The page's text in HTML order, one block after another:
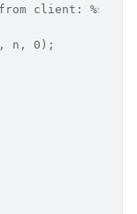
client: %s\n",
n, 0);